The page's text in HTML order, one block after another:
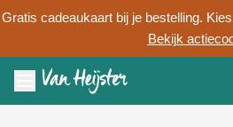
Gratis cadeaukaart bij je bestelling.
Bekijk
Ga naar de inhoud
Menu openen